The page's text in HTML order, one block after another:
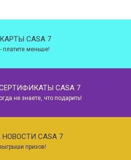
CASA 7
платите меньше!
CASA 7
не знаете, что подарить!
CASA 7
призов!